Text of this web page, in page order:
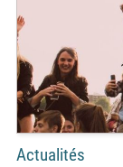
Actualités